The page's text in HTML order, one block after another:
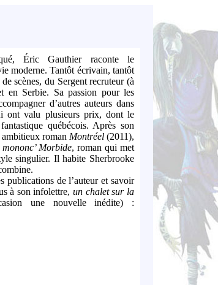
Éric Gauthier raconte le
moderne. Tantôt écrivain, tantôt
scènes, du Sergent recruteur (à
en Serbie. Sa passion pour les
d’autres auteurs dans
ont valu plusieurs prix, dont le
québécois. Après son
roman Montréel (2011),
Morbide, roman qui met
singulier. Il habite Sherbrooke
publications de l’auteur et savoir
à son infolettre,un chalet sur la
une nouvelle inédite) :